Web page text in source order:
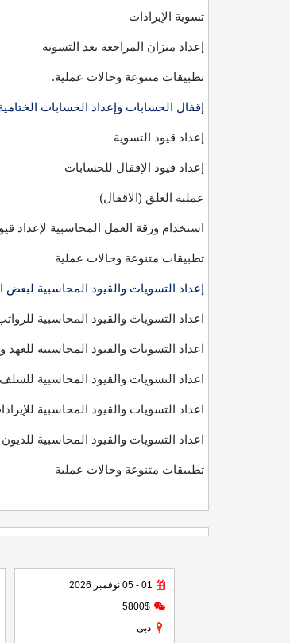
تسوية الإيرادات
إعداد ميزان المراجعة بعد التسوية
تطبيقات متنوعة وحالات عملية.
إقفال الحسابات وإعداد الحسابات الختامية
إعداد قيود التسوية
إعداد قيود الإقفال للحسابات
عملية الغلق (الاقفال)
استخدام ورقة العمل المحاسبية لإعداد
تطبيقات متنوعة وحالات عملية
إعداد التسويات والقيود المحاسبية لبعض
اعداد التسويات والقيود المحاسبية
اعداد التسويات والقيود المحاسبية للعهد
اعداد التسويات والقيود المحاسبية
اعداد التسويات والقيود المحاسبية
اعداد التسويات والقيود المحاسبية
تطبيقات متنوعة وحالات عملية
01 - 05 نوفمبر 2026
5800$
دبي